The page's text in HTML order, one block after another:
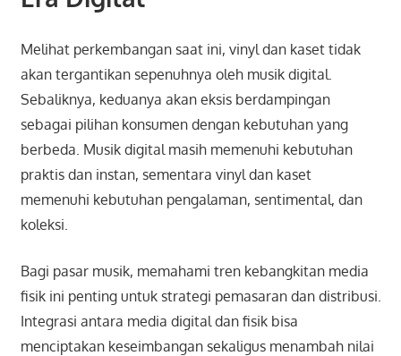
Melihat perkembangan saat ini, vinyl dan kaset tidak
akan tergantikan sepenuhnya oleh musik digital.
Sebaliknya, keduanya akan eksis berdampingan
sebagai pilihan konsumen dengan kebutuhan yang
berbeda. Musik digital masih memenuhi kebutuhan
praktis dan instan, sementara vinyl dan kaset
memenuhi kebutuhan pengalaman, sentimental, dan
koleksi.
Bagi pasar musik, memahami tren kebangkitan media
fisik ini penting untuk strategi pemasaran dan distribusi.
Integrasi antara media digital dan fisik bisa
menciptakan keseimbangan sekaligus menambah nilai